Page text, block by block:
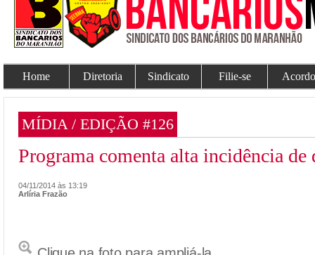
Home Diretoria Sindicato Filie-se
MÍDIA / EDIÇÃO #126
Programa comenta alta incidência de
04/11/2014 às 13:19
Arlíria Frazão